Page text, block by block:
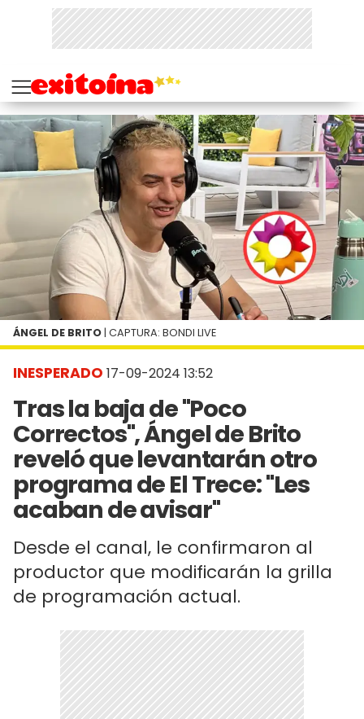
INESPERADO 17-09-2024 13:52
Tras la baja de "Poco
Correctos", Ángel de Brito
reveló que levantarán otro
programa de El Trece: "Les
acaban de avisar"
Desde el canal, le confirmaron al
productor que modificarán la grilla
de programación actual.
ÁNGEL DE BRITO | CAPTURA: BONDI LIVE